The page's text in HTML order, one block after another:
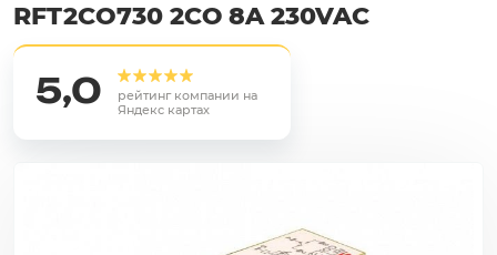
RFT2CO730 2СО 8A 230VAC
5,0
рейтинг компании на
Яндекс картах